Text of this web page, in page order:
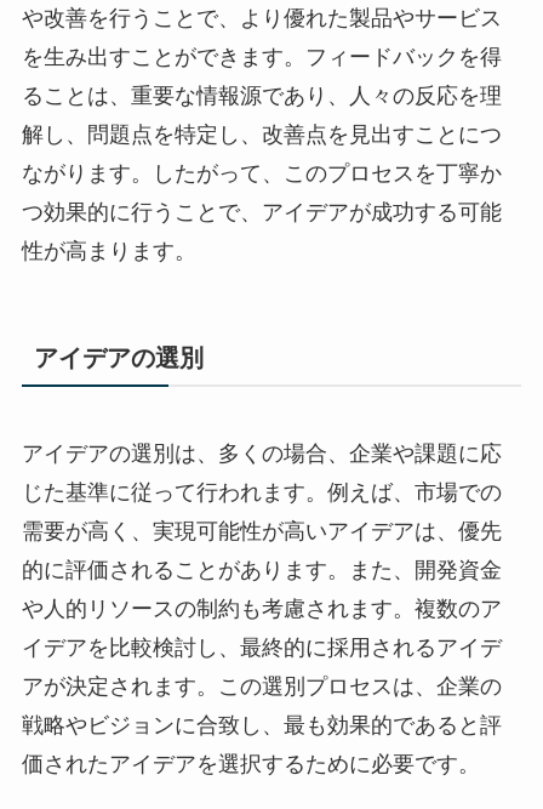
や改善を行うことで、より優れた製品やサービス
を生み出すことができます。フィードバックを得
ることは、重要な情報源であり、人々の反応を理
解し、問題点を特定し、改善点を見出すことにつ
ながります。したがって、このプロセスを丁寧か
つ効果的に行うことで、アイデアが成功する可能
性が高まります。
アイデアの選別
アイデアの選別は、多くの場合、企業や課題に応
じた基準に従って行われます。例えば、市場での
需要が高く、実現可能性が高いアイデアは、優先
的に評価されることがあります。また、開発資金
や人的リソースの制約も考慮されます。複数のア
イデアを比較検討し、最終的に採用されるアイデ
アが決定されます。この選別プロセスは、企業の
戦略やビジョンに合致し、最も効果的であると評
価されたアイデアを選択するために必要です。